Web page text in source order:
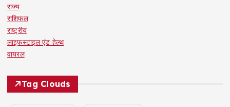
राज्य
राशिफल
राष्ट्रीय
लाइफस्टाइल एंड हेल्थ
वायरल
Tag Clouds